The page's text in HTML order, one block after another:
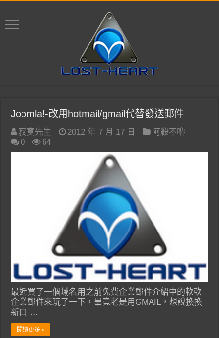
Joomla!-改用hotmail/gmail代替發送郵件
寂寞先生 2012 年 7 月 17 日
阿殺不嚕
0
64
最近買了一個域名用之前免費企業郵件介紹中的軟軟
企業郵件來玩了一下，畢竟老是用GMAIL，想說換換
新口 …
閱讀更多 »